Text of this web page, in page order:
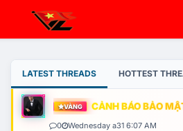
LATEST THREADS HOTTEST
VÀNG CẢNH BÁO BẢO
0 Wednesday a31 6:07 AM